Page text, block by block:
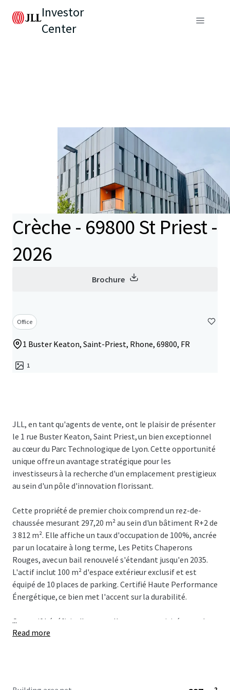
Investor
Center
Crèche - 69800 St Priest -
2026
Brochure
Office
1 Buster Keaton, Saint-Priest, Rhone, 69800, FR
1
JLL, en tant qu'agents de vente, ont le plaisir de présenter
le 1 rue Buster Keaton, Saint Priest, un bien exceptionnel
au cœur du Parc Technologique de Lyon. Cette opportunité
unique offre un avantage stratégique pour les
investisseurs à la recherche d'un emplacement prestigieux
au sein d'un pôle d'innovation florissant.
Cette propriété de premier choix comprend un rez-de-
chaussée mesurant 297,20 m² au sein d'un bâtiment R+2 de
3 812 m². Elle affiche un taux d'occupation de 100%, ancrée
par un locataire à long terme, Les Petits Chaperons
Rouges, avec un bail renouvelé s'étendant jusqu'en 2035.
L'actif inclut 100 m² d'espace extérieur exclusif et est
équipé de 10 places de parking. Certifié Haute Performance
Énergétique, ce bien met l'accent sur la durabilité.
Cet actif bénéficie d'une excellente connectivité, avec des
liens de transport en commun pratiques, y compris un
...
Read more